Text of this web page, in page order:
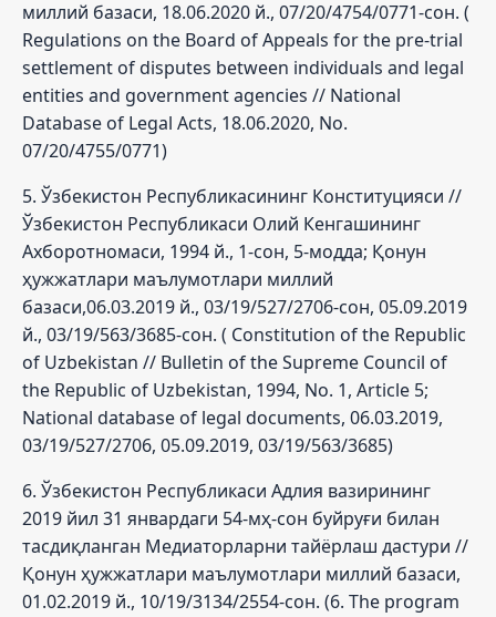
миллий базаси, 18.06.2020 й., 07/20/4754/0771-сон. (
Regulations on the Board of Appeals for the pre-trial
settlement of disputes between individuals and legal
entities and government agencies // National
Database of Legal Acts, 18.06.2020, No.
07/20/4755/0771)
5. Ўзбекистон Республикасининг Конституцияси //
Ўзбекистон Республикаси Олий Кенгашининг
Ахборотномаси, 1994 й., 1-сон, 5-модда; Қонун
ҳужжатлари маълумотлари миллий
базаси,06.03.2019 й., 03/19/527/2706-сон, 05.09.2019
й., 03/19/563/3685-сон. ( Constitution of the Republic
of Uzbekistan // Bulletin of the Supreme Council of
the Republic of Uzbekistan, 1994, No. 1, Article 5;
National database of legal documents, 06.03.2019,
03/19/527/2706, 05.09.2019, 03/19/563/3685)
6. Ўзбекистон Республикаси Адлия вазирининг
2019 йил 31 январдаги 54-мҳ-сон буйруғи билан
тасдиқланган Медиаторларни тайёрлаш дастури //
Қонун ҳужжатлари маълумотлари миллий базаси,
01.02.2019 й., 10/19/3134/2554-сон. (6. The program